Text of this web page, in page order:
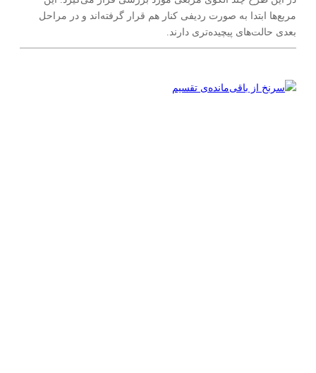
مربع‌ها ابتدا به صورت ردیفی کنار هم قرار گرفته‌اند و در مراحل
بعدی حالت‌های پیچیده‌تری دارند.